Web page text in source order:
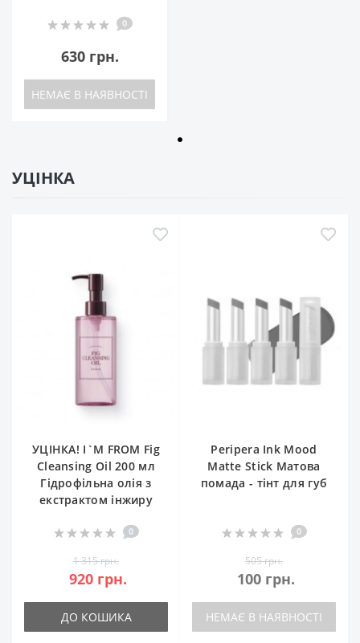
0
630 грн.
НЕМАЄ В НАЯВНОСТІ
УЦІНКА
УЦІНКА! I`M FROM Fig
Cleansing Oil 200 мл
Гідрофільна олія з
екстрактом інжиру
0
1 315 грн.
920 грн.
ДО КОШИКА
Peripera Ink Mood
Matte Stick Матова
помада - тінт для губ
0
505 грн.
100 грн.
НЕМАЄ В НАЯВНОСТІ